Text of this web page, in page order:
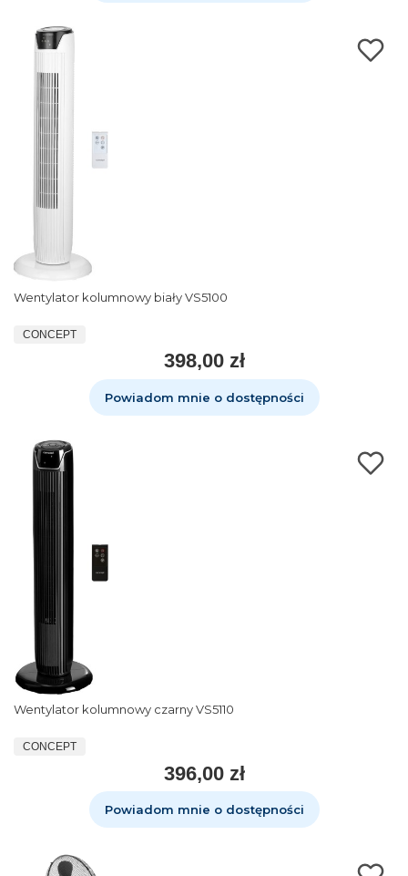
Wentylator kolumnowy biały VS5100
CONCEPT
398,00 zł
Powiadom mnie o dostępności
Wentylator kolumnowy czarny VS5110
CONCEPT
396,00 zł
Powiadom mnie o dostępności